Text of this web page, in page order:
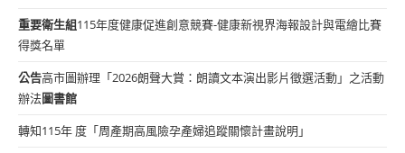
重要衛生組115年度健康促進創意競賽-健康新視界海報設計與電繪比賽
得獎名單
公告高市圖辦理「2026朗聲大賞：朗讀文本演出影片徵選活動」之活動
辦法圖書館
轉知115年 度「周產期高風險孕產婦追蹤關懷計畫說明」